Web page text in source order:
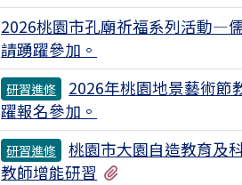
2026桃園市孔廟祈福系列活動—
請踴躍參加。
研習進修
2026年桃園地景藝術節
躍報名參加。
研習進修
桃園市大園自造教育及
教師增能研習